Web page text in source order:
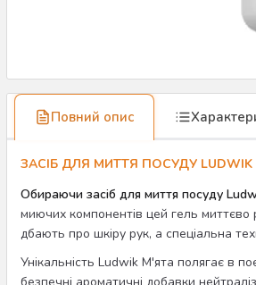
Повний опис
ЗАСІБ ДЛЯ МИТТЯ ПОСУДУ
Обираючи засіб для миття посуду
миючих компонентів цей гель миттєво
дбають про шкіру рук, а спеціальна
Унікальність Ludwik М'ята полягає в